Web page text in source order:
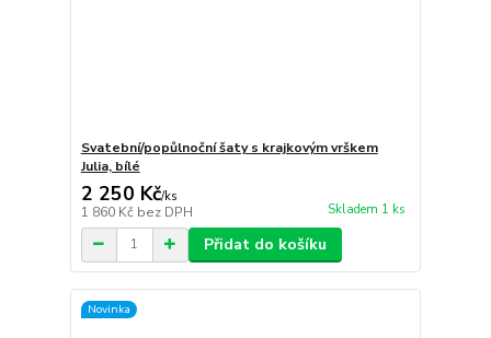
Svatební/popůlnoční šaty s krajkovým vrškem
Julia, bílé
2 250 Kč/ks
1 860 Kč bez DPH Skladem 1 ks
Přidat do košíku
Novinka